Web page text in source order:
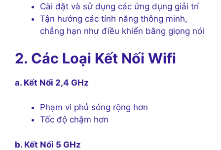
Cài đặt và sử dụng các ứng dụng giải trí
Tận hưởng các tính năng thông minh,
chẳng hạn như điều khiển bằng giọng nói
2. Các Loại Kết Nối Wifi
a. Kết Nối 2,4 GHz
Phạm vi phủ sóng rộng hơn
Tốc độ chậm hơn
b. Kết Nối 5 GHz